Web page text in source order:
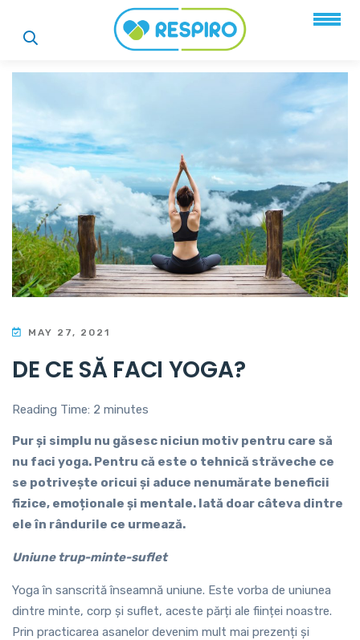
MAY 27, 2021
DE CE SĂ FACI YOGA?
Reading Time: 2 minutes
Pur și simplu nu găsesc niciun motiv pentru care să
nu faci yoga. Pentru că este o tehnică străveche ce
se potrivește oricui și aduce nenumărate beneficii
fizice, emoționale și mentale. Iată doar câteva dintre
ele în rândurile ce urmează.
Uniune trup-minte-suflet
Yoga în sanscrită înseamnă uniune. Este vorba de uniunea
dintre minte, corp și suflet, aceste părți ale ființei noastre.
Prin practicarea asanelor devenim mult mai prezenți și